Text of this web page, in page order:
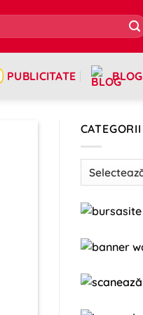
PUBLICITATE BLOG
CATEGORII
Categorii